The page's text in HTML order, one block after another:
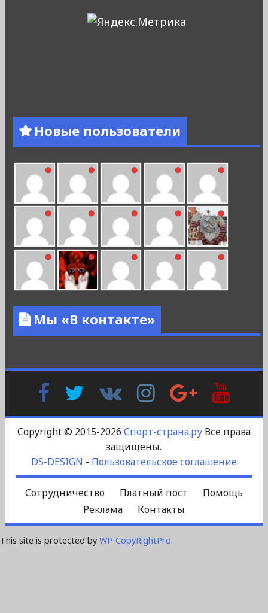
Новые пользователи
Мы «В контакте»
FacebookTwitter
Контакте
InstagramGoogle
Plus
Copyright © 2015-2026 Спорт-страна.руВсе права
защищены.
DS-DESIGN - Пользовательское соглашение
Сотрудничество Платный пост
Помощь
Реклама
Контакты
This site is protected by WP-CopyRightPro